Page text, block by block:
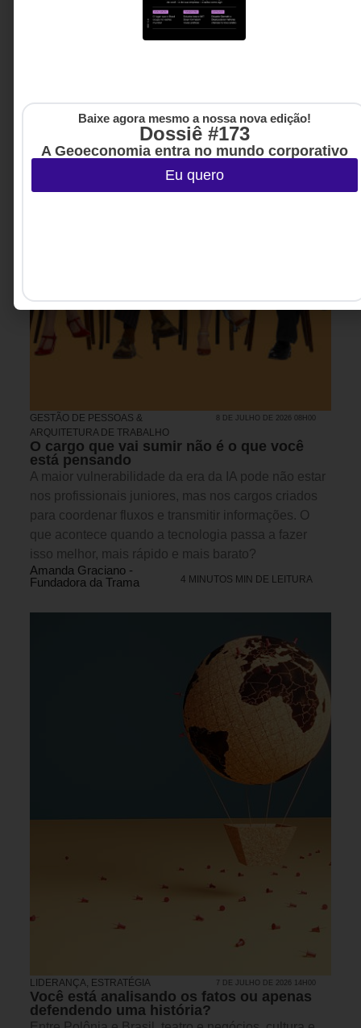
Rodrigo Hülsenbeck - CEO
3 MINUTOS MIN DE LEITURA
GESTÃO DE PESSOAS &
ARQUITETURA DE TRABALHO
8 DE JULHO DE 2026 08H00
O cargo que vai sumir não é o que você
está pensando
A maior vulnerabilidade da era da IA pode não estar
nos profissionais juniores, mas nos cargos criados
para coordenar fluxos e transmitir informações. O
que acontece quando a tecnologia passa a fazer
isso melhor, mais rápido e mais barato?
Amanda Graciano -
Fundadora da Trama
4 MINUTOS MIN DE LEITURA
LIDERANÇA, ESTRATÉGIA 7 DE JULHO DE 2026 14H00
Você está analisando os fatos ou apenas
defendendo uma história?
Baixe agora mesmo a nossa nova edição!
Dossiê #173
A Geoeconomia entra no mundo corporativo
Eu quero